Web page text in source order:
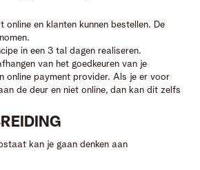
en klanten kunnen bestellen. De
in een 3 tal dagen realiseren.
van het goedkeuren van je
online payment provider. Als je er voor
de deur en niet online, dan kan dit zelfs
kan je gaan denken aan